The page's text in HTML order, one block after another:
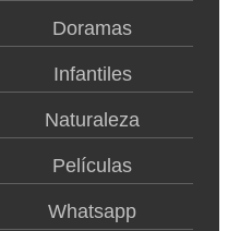
Doramas
Infantiles
Naturaleza
Películas
Whatsapp